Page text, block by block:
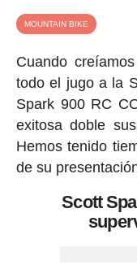
MOUNTAIN BIKE
Cuando
todo el jugo a la
Spark 900 RC
exitosa doble
Hemos tenido
de su
Scott